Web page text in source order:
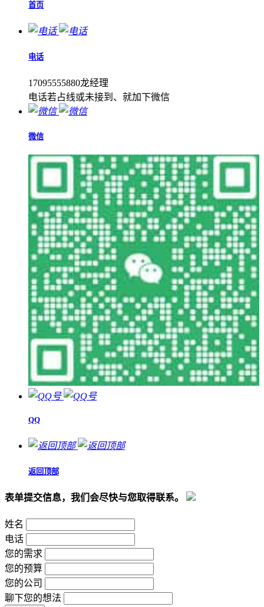
首页
电话
17095555880龙经理
电话若占线或未接到、就加下微信
微信
QQ
返回顶部
表单提交信息，我们会尽快与您取得联系。
姓名
电话
您的需求
您的预算
您的公司
聊下您的想法